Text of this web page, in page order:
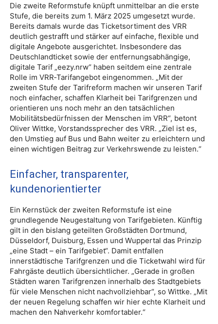
Die zweite Reformstufe knüpft unmittelbar an die erste
Stufe, die bereits zum 1. März 2025 umgesetzt wurde.
Bereits damals wurde das Ticketsortiment des VRR
deutlich gestrafft und stärker auf einfache, flexible und
digitale Angebote ausgerichtet. Insbesondere das
Deutschlandticket sowie der entfernungsabhängige,
digitale Tarif „eezy.nrw“ haben seitdem eine zentrale
Rolle im VRR‑Tarifangebot eingenommen. „Mit der
zweiten Stufe der Tarifreform machen wir unseren Tarif
noch einfacher, schaffen Klarheit bei Tarifgrenzen und
orientieren uns noch mehr an den tatsächlichen
Mobilitätsbedürfnissen der Menschen im VRR“, betont
Oliver Wittke, Vorstandssprecher des VRR. „Ziel ist es,
den Umstieg auf Bus und Bahn weiter zu erleichtern und
einen wichtigen Beitrag zur Verkehrswende zu leisten.“
Einfacher, transparenter,
kundenorientierter
Ein Kernstück der zweiten Reformstufe ist eine
grundlegende Neugestaltung von Tarifgebieten. Künftig
gilt in den bislang geteilten Großstädten Dortmund,
Düsseldorf, Duisburg, Essen und Wuppertal das Prinzip
„eine Stadt – ein Tarifgebiet“. Damit entfallen
innerstädtische Tarifgrenzen und die Ticketwahl wird für
Fahrgäste deutlich übersichtlicher. „Gerade in großen
Städten waren Tarifgrenzen innerhalb des Stadtgebiets
für viele Menschen nicht nachvollziehbar“, so Wittke. „Mit
der neuen Regelung schaffen wir hier echte Klarheit und
machen den Nahverkehr komfortabler.“